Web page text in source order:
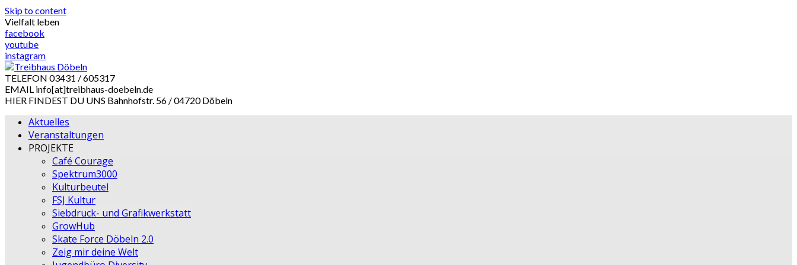
Skip to content
Vielfalt leben
facebook
youtube
instagram
TELEFON 03431 / 605317
EMAIL info[at]treibhaus-doebeln.de
HIER FINDEST DU UNS Bahnhofstr. 56 / 04720 Döbeln
Aktuelles
Veranstaltungen
PROJEKTE
Café Courage
Spektrum3000
Kulturbeutel
FSJ Kultur
Siebdruck- und Grafikwerkstatt
GrowHub
Skate Force Döbeln 2.0
Zeig mir deine Welt